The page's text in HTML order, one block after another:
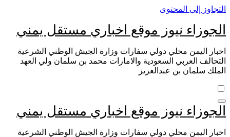
التجاوز إلى المحتوى
الجوزاء نيوز موقع اخباري مستقل يمني
اخبار اليمن محلي دولي سفارات وزارة الجيش الوطني الشرعية
التحالف العربي السعودية والامارات محمد بن سلمان ولي العهد
الملك سلمان بن عبدالعزيز
الجوزاء نيوز موقع اخباري مستقل يمني
اخبار اليمن محلي دولي سفارات وزارة الجيش الوطني الشرعية